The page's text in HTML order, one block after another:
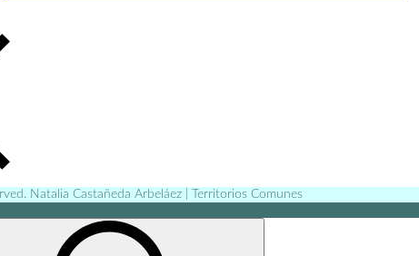
Natalia Castañeda Arbeláez | Territorios Comunes